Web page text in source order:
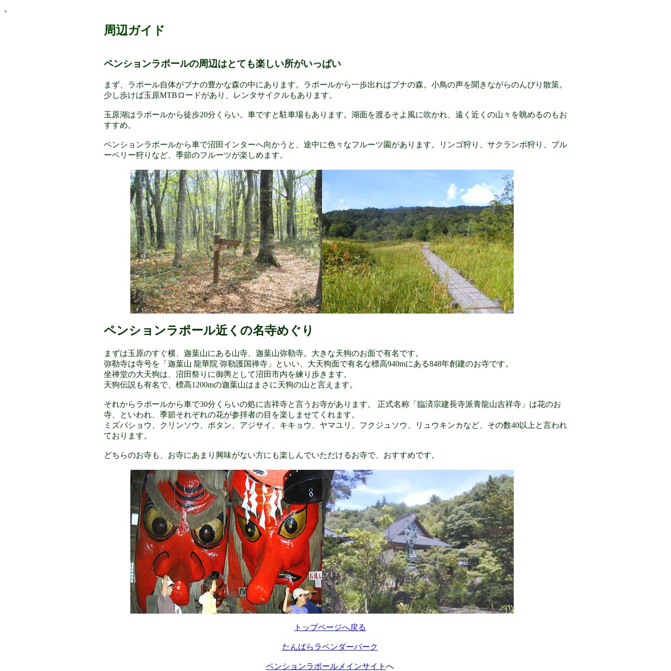
。
周辺ガイド
ペンションラポールの周辺はとても楽しい所がいっぱい
まず、ラポール自体がブナの豊かな森の中にあります。ラポールから一歩出ればブナの森。小鳥の声を聞きながらのんびり散策。
少し歩けば玉原MTBロードがあり、レンタサイクルもあります。
玉原湖はラポールから徒歩20分くらい。車ですと駐車場もあります。湖面を渡るそよ風に吹かれ、遠く近くの山々を眺めるのもお
すすめ。
ペンションラポールから車で沼田インターへ向かうと、途中に色々なフルーツ園があります。リンゴ狩り、サクランボ狩り、ブル
ーベリー狩りなど、季節のフルーツが楽しめます。
ペンションラポール近くの名寺めぐり
まずは玉原のすぐ横、迦葉山にある山寺、迦葉山弥勒寺。大きな天狗のお面で有名です。
弥勒寺は寺号を「迦葉山 龍華院 弥勒護国禅寺」といい、大天狗面で有名な標高940mにある848年創建のお寺です。
坐禅堂の大天狗は、沼田祭りに御輿として沼田市内を練り歩きます。
天狗伝説も有名で、標高1200mの迦葉山はまさに天狗の山と言えます。
それからラポールから車で30分くらいの処に吉祥寺と言うお寺があります。 正式名称「臨済宗建長寺派青龍山吉祥寺」は花のお
寺、といわれ、季節それぞれの花が参拝者の目を楽しませてくれます。
ミズバショウ、クリンソウ、ボタン、アジサイ、キキョウ、ヤマユリ、フクジュソウ、リュウキンカなど、その数40以上と言われ
ております。
どちらのお寺も、お寺にあまり興味がない方にも楽しんでいただけるお寺で、おすすめです。
トップページへ戻る
たんばらラベンダーパーク
ペンションラポールメインサイト へ